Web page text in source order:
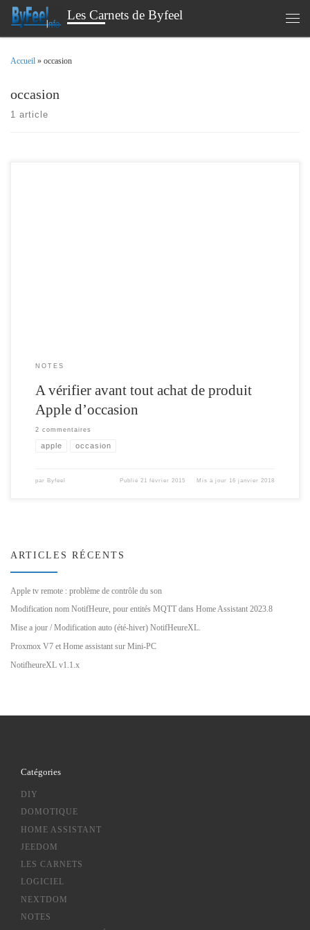
Passer au contenuLes Carnets de Byfeel
Accueil » occasion
occasion
1 article
NOTES
A vérifier avant tout achat de produit
Apple d’occasion
2 commentaires
apple occasion
par Byfeel Publié21 février 2015 Mis à jour 16 janvier 2018
ARTICLES RÉCENTS
Apple tv remote : problème de contrôle du son
Modification nom NotifHeure, pour entités MQTT dans Home Assistant 2023.8
Mise a jour / Modification auto (été-hiver) NotifHeureXL.
Proxmox V7 et Home assistant sur Mini-PC
NotifheureXL v1.1.x
Catégories
DIY
DOMOTIQUE
HOME ASSISTANT
JEEDOM
LES CARNETS
LOGICIEL
NEXTDOM
NOTES